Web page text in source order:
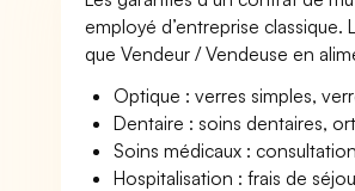
employé d’entreprise
que Vendeur / Vendeuse en
Optique : verres simples,
Dentaire : soins dentaires,
Soins médicaux :
Hospitalisation : frais de